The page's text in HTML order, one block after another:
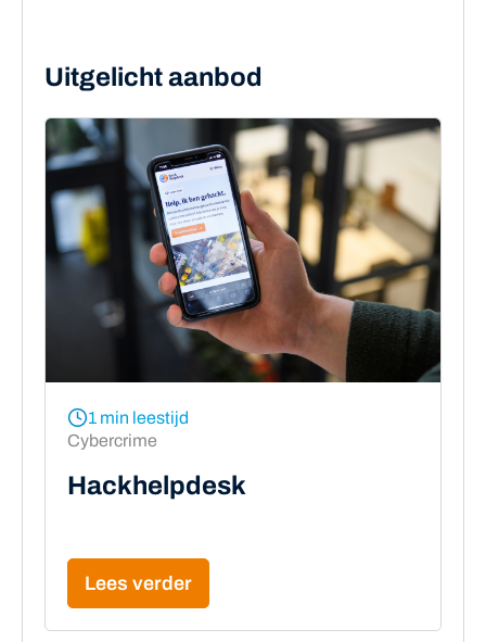
Uitgelicht aanbod
1 min leestijd
Cybercrime
Hackhelpdesk
Lees verder